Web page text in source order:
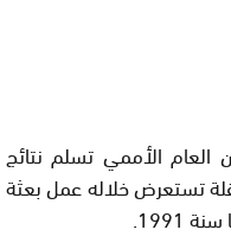
العام الأممي تسلم نتائج
تستعرض خلاله عمل بعثة